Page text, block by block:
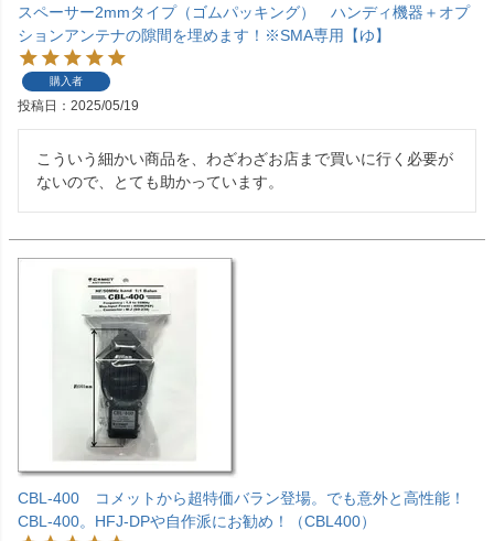
スペーサー2mmタイプ（ゴムパッキング） ハンディ機器＋オプ
ションアンテナの隙間を埋めます！※SMA専用【ゆ】
購入者
投稿日 2025/05/19
こういう細かい商品を、わざわざお店まで買いに行く必要が
ないので、とても助かっています。
CBL-400 コメットから超特価バラン登場。でも意外と高性能！
CBL-400。HFJ-DPや自作派にお勧め！（CBL400）